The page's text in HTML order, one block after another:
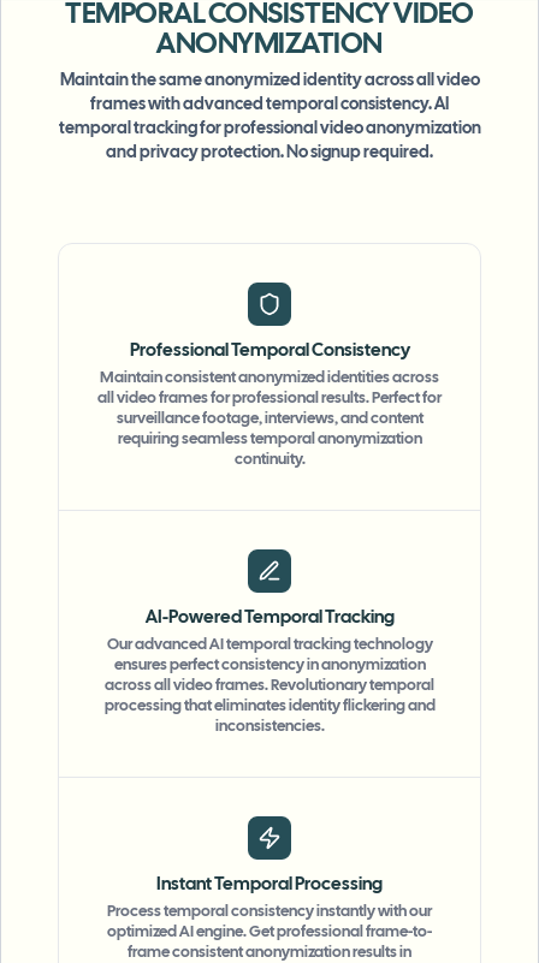
TEMPORAL CONSISTENCYVIDEO
ANONYMIZATION
Maintain the same anonymized identity across all video
frames with advanced temporal consistency. AI
temporal tracking for professional video anonymization
and privacy protection. No signup required.
Professional Temporal Consistency
Maintain consistent anonymized identities across
all video frames for professional results. Perfect for
surveillance footage, interviews, and content
requiring seamless temporal anonymization
continuity.
AI-Powered Temporal Tracking
Our advanced AI temporal tracking technology
ensures perfect consistency in anonymization
across all video frames. Revolutionary temporal
processing that eliminates identity flickering and
inconsistencies.
Instant Temporal Processing
Process temporal consistency instantly with our
optimized AI engine. Get professional frame-to-
frame consistent anonymization results in